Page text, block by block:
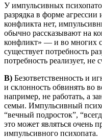
У импульсивных
разрядка в форме
конфликта нет,
обычно рассказывают на
конфликт» — и во многих
существует потребность
потребность реализует, не
В) Безответственность и
и склонность обвинять во
например, не работать, а
семьи. Импульсивный
“вечный подросток”,
это может являться очень
импульсивного психопата.